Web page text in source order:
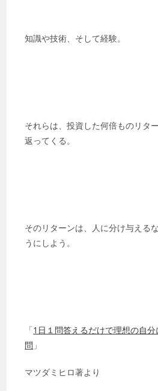
知識や技術、そして経験。
それらは、投資した何倍ものリタ
返ってくる。
そのリターンは、人に分け与える
うにしよう。
「1日１問答えるだけで理想の自
問 」
マツダミヒロ著より